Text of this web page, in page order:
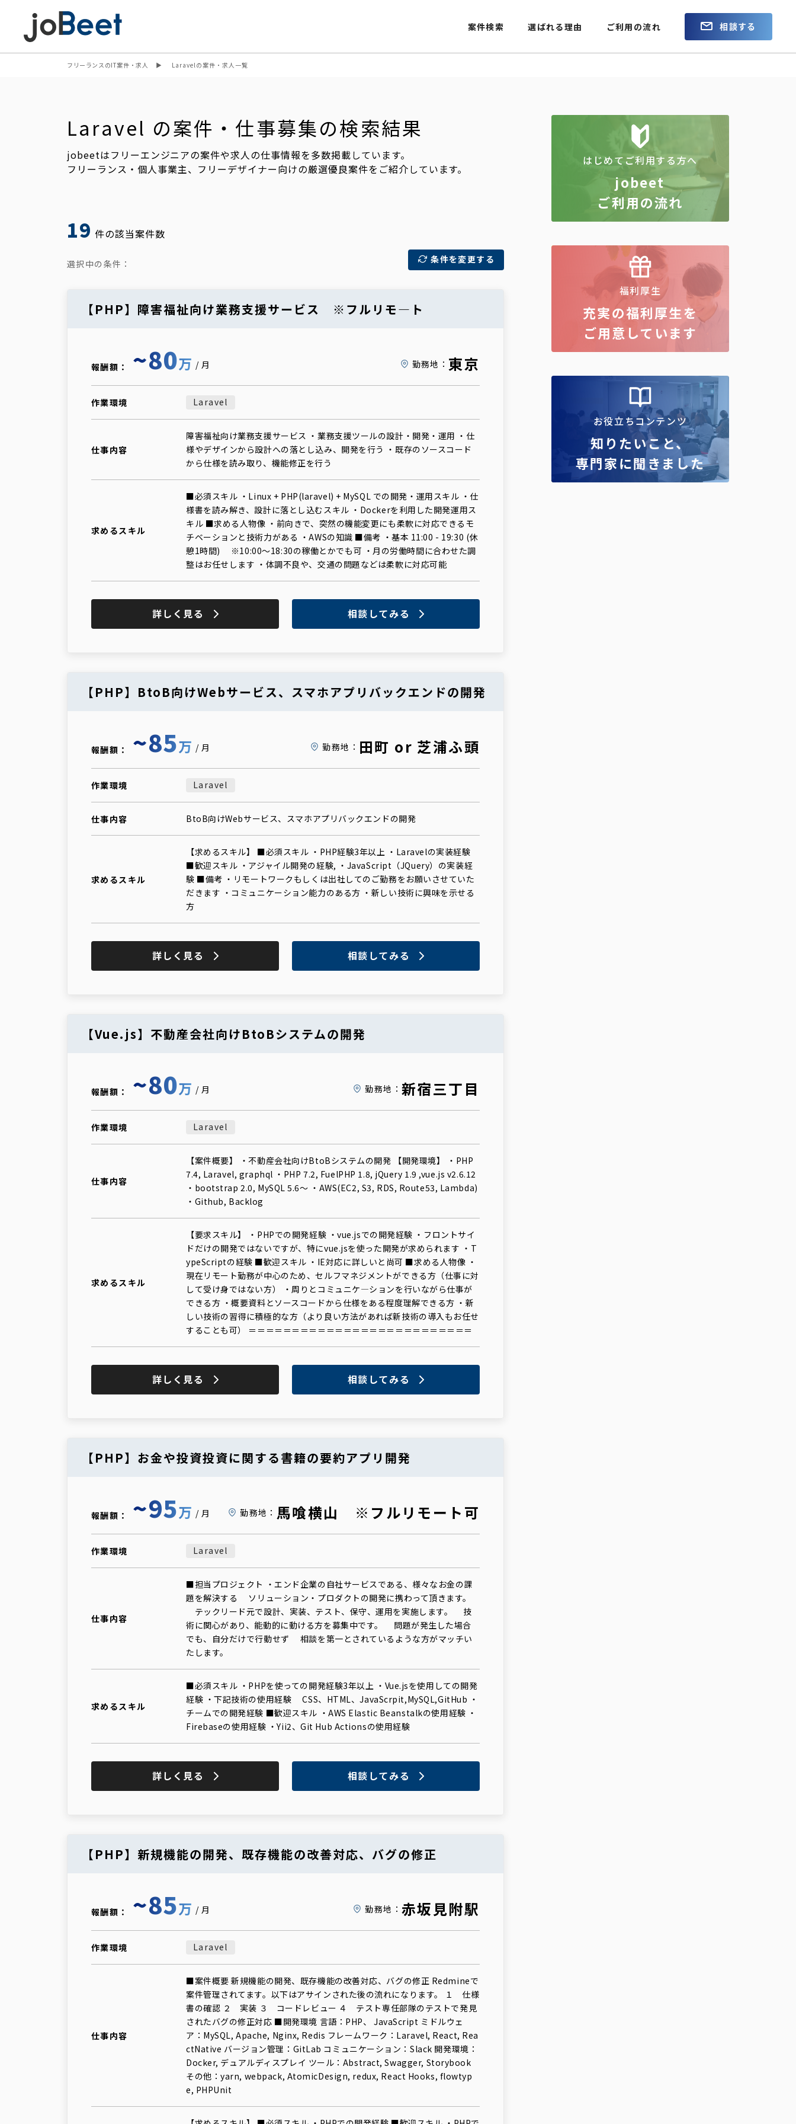
案件検索 選ばれる理由 ご利用の流れ 相談する
フリーランスのIT案件・求人 Laravelの案件・求人一覧
Laravel の案件・仕事募集の検索結果
jobeetはフリーエンジニアの案件や求人の仕事情報を多数掲載しています。
フリーランス・個人事業主、フリーデザイナー向けの厳選優良案件をご紹介しています。
19 件の該当案件数
選択中の条件： 条件を変更する
【PHP】障害福祉向け業務支援サービス ※フルリモ―ト
報酬額： ~80万 /月 勤務地： 東京
作業環境 Laravel
仕事内容
障害福祉向け業務支援サービス ・業務支援ツールの設計・開発・運用 ・仕
様やデザインから設計への落とし込み、開発を行う ・既存のソースコード
から仕様を読み取り、機能修正を行う
求めるスキル
■必須スキル ・Linux + PHP(laravel) + MySQL での開発・運用スキル ・仕
様書を読み解き、設計に落とし込むスキル ・Dockerを利用した開発運用ス
キル ■求める人物像 ・前向きで、突然の機能変更にも柔軟に対応できるモ
チベーションと技術力がある ・AWSの知識 ■備考 ・基本 11:00 - 19:30 (休
憩1時間) ※10:00～18:30の稼働とかでも可 ・月の労働時間に合わせた調
整はお任せします ・体調不良や、交通の問題などは柔軟に対応可能
詳しく見る 相談してみる
【PHP】BtoB向けWebサービス、スマホアプリバックエンドの開発
報酬額： ~85万 /月 勤務地： 田町 or 芝浦ふ頭
作業環境 Laravel
仕事内容 BtoB向けWebサービス、スマホアプリバックエンドの開発
求めるスキル
【求めるスキル】 ■必須スキル ・PHP経験3年以上 ・Laravelの実装経験
■歓迎スキル ・アジャイル開発の経験, ・JavaScript（JQuery）の実装経
験 ■備考 ・リモートワークもしくは出社してのご勤務をお願いさせていた
だきます ・コミュニケーション能力のある方 ・新しい技術に興味を示せる
方
詳しく見る 相談してみる
【Vue.js】不動産会社向けBtoBシステムの開発
報酬額： ~80万 /月 勤務地： 新宿三丁目
作業環境 Laravel
仕事内容
【案件概要】 ・不動産会社向けBtoBシステムの開発 【開発環境】 ・PHP
7.4, Laravel, graphql ・PHP 7.2, FuelPHP 1.8, jQuery 1.9 ,vue.js v2.6.12
・bootstrap 2.0, MySQL 5.6～ ・AWS(EC2, S3, RDS, Route53, Lambda)
・Github, Backlog
求めるスキル
【要求スキル】 ・PHPでの開発経験 ・vue.jsでの開発経験 ・フロントサイ
ドだけの開発ではないですが、特にvue.jsを使った開発が求められます ・T
ypeScriptの経験 ■歓迎スキル ・IE対応に詳しいと尚可 ■求める人物像 ・
現在リモート勤務が中心のため、セルフマネジメントができる方（仕事に対
して受け身ではない方） ・周りとコミュニケ―ションを行いながら仕事が
できる方 ・概要資料とソースコードから仕様をある程度理解できる方 ・新
しい技術の習得に積極的な方（より良い方法があれば新技術の導入もお任せ
することも可） ＝＝＝＝＝＝＝＝＝＝＝＝＝＝＝＝＝＝＝＝＝＝＝＝＝＝
詳しく見る 相談してみる
【PHP】お金や投資投資に関する書籍の要約アプリ開発
報酬額： ~95万 /月 勤務地： 馬喰横山 ※フルリモート可
作業環境 Laravel
仕事内容
■担当プロジェクト ・エンド企業の自社サービスである、様々なお金の課
題を解決する ソリューション・プロダクトの開発に携わって頂きます。
テックリード元で設計、実装、テスト、保守、運用を実施します。 技
術に関心があり、能動的に動ける方を募集中です。 問題が発生した場合
でも、自分だけで行動せず 相談を第一とされているような方がマッチい
たします。
求めるスキル
■必須スキル ・PHPを使っての開発経験3年以上 ・Vue.jsを使用しての開発
経験 ・下記技術の使用経験 CSS、HTML、JavaScrpit,MySQL,GitHub ・
チームでの開発経験 ■歓迎スキル ・AWS Elastic Beanstalkの使用経験 ・
Firebaseの使用経験 ・Yii2、Git Hub Actionsの使用経験
詳しく見る 相談してみる
【PHP】新規機能の開発、既存機能の改善対応、バグの修正
報酬額： ~85万 /月 勤務地： 赤坂見附駅
作業環境 Laravel
仕事内容
■案件概要 新規機能の開発、既存機能の改善対応、バグの修正 Redmineで
案件管理されてます。以下はアサインされた後の流れになります。 １ 仕様
書の確認 ２ 実装 ３ コードレビュー ４ テスト専任部隊のテストで発見
されたバグの修正対応 ■開発環境 言語：PHP、 JavaScript ミドルウェ
ア：MySQL, Apache, Nginx, Redis フレームワーク：Laravel, React, Rea
ctNative バージョン管理：GitLab コミュニケーション：Slack 開発環境：
Docker, デュアルディスプレイ ツール：Abstract, Swagger, Storybook
その他：yarn, webpack, AtomicDesign, redux, React Hooks, flowtyp
e, PHPUnit
はじめてご利用する方へ
jobeet
ご利用の流れ
福利厚生
充実の福利厚生を
ご用意しています
お役立ちコンテンツ
知りたいこと、
専門家に聞きました